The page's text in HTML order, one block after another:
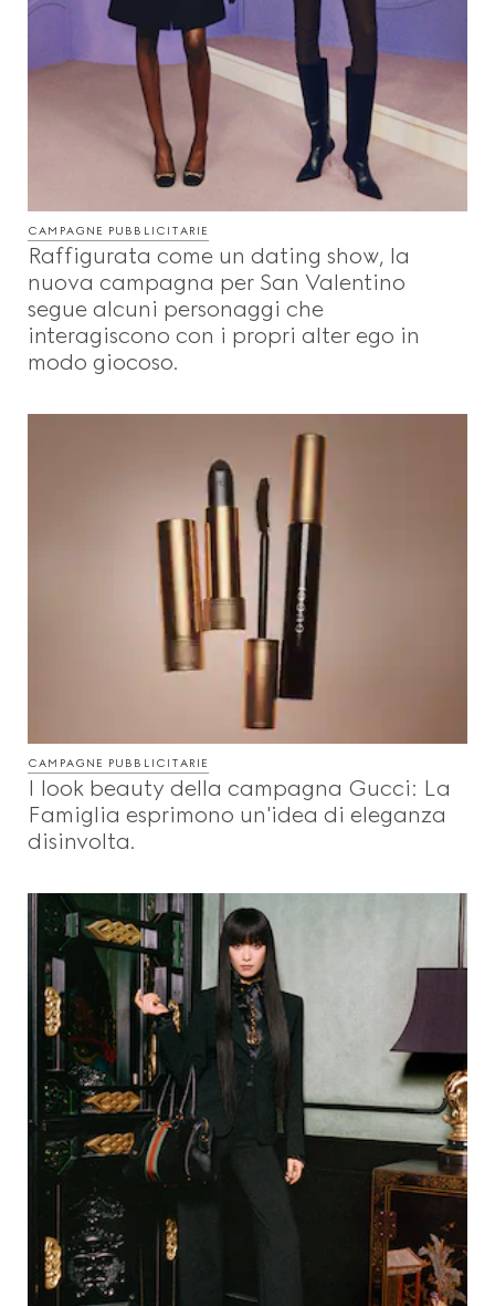
CAMPAGNE PUBBLICITARIE
Raffigurata come un dating show, la
nuova campagna per San Valentino
segue alcuni personaggi che
interagiscono con i propri alter ego in
modo giocoso.
CAMPAGNE PUBBLICITARIE
I look beauty della campagna Gucci: La
Famiglia esprimono un'idea di eleganza
disinvolta.